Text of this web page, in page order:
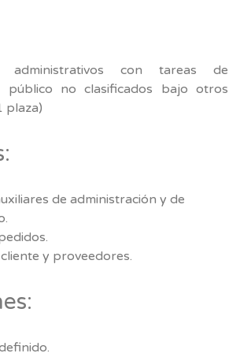
administrativos con tareas de
público no clasificados bajo otros
plaza)
de administración y de
y proveedores.